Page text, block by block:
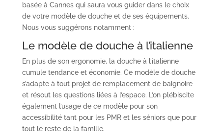
basée à Cannes qui saura vous guider dans le choix
de votre modèle de douche et de ses équipements.
Nous vous suggérons notamment :
Le modèle de douche à l’italienne
En plus de son ergonomie, la douche à l’italienne
cumule tendance et économie. Ce modèle de douche
s’adapte à tout projet de remplacement de baignoire
et résout les questions liées à l’espace. L’on plébiscite
également l’usage de ce modèle pour son
accessibilité tant pour les PMR et les séniors que pour
tout le reste de la famille.